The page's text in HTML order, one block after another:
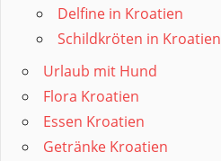
Delfine in Kroatien
Schildkröten in Kroatien
Urlaub mit Hund
Flora Kroatien
Essen Kroatien
Getränke Kroatien